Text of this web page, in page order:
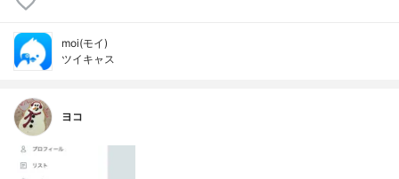
moi(モイ)
ツイキャス
ヨコ